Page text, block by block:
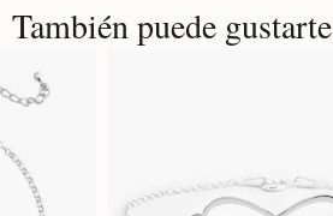
También puede gustarte